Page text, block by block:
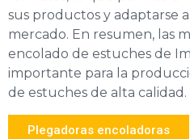
sus productos y adaptarse a
mercado. En resumen, las
encolado de estuches de
importante para la
de estuches de alta calidad.
Plegadoras encoladoras